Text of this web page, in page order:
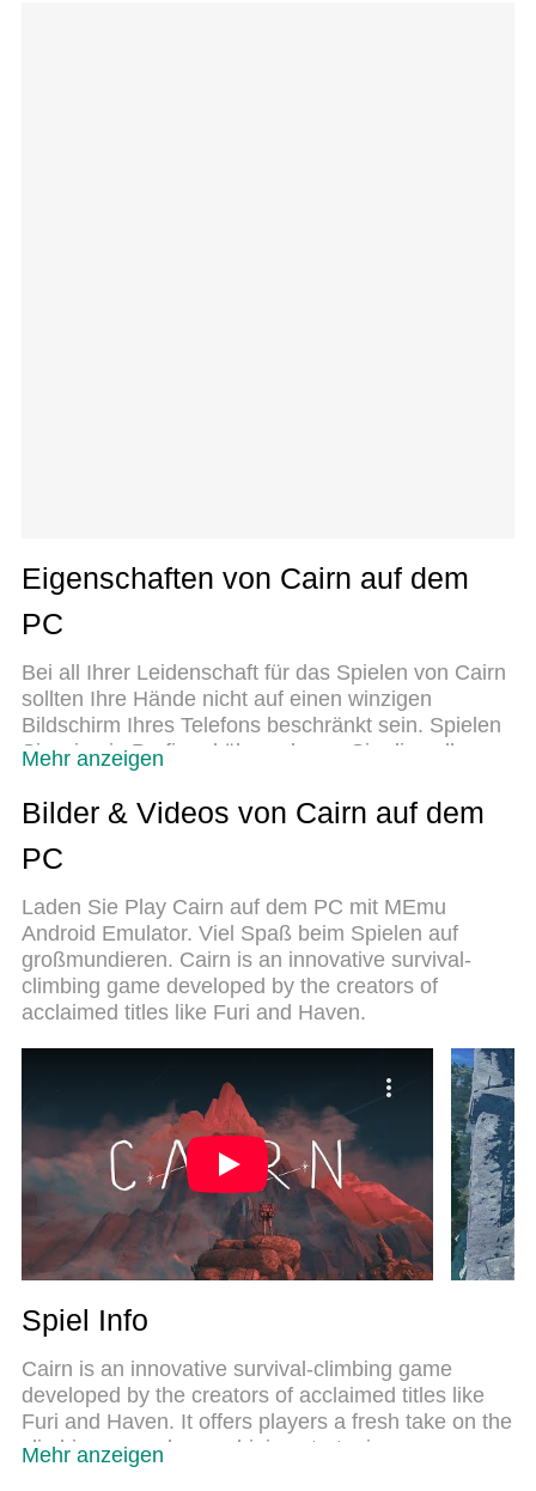
Eigenschaften von Cairn auf dem
PC
Bei all Ihrer Leidenschaft für das Spielen von Cairn
sollten Ihre Hände nicht auf einen winzigen
Bildschirm Ihres Telefons beschränkt sein. Spielen
Sie wie ein Profi und übernehmen Sie die volle
Kontrolle über Ihr Spiel mit Tastatur und Maus.
MEmu bietet Ihnen all die Dinge, die Sie erwarten.
Laden Sie Cairn herunter und spielen Sie es auf
dem PC. Spielen Sie so lange, wie Sie wollen,
störende Anrufe. Das brandneue MEmu 9 ist die
beste Wahl, um Cairn auf dem PC zu spielen. Das
exquisite voreingestellte Tastaturbelegungssystem,
das mit unserem Fachwissen vorbereitet wurde,
macht Cairn zu einem echten PC-Spiel. Der MEmu
2 oder mehr Konten auf demselben Gerät. Und das
Wichtigste: Unsere exklusive Emulations-Engine
kann das volle Potenzial Ihres PCs freisetzen und
für reibungslose Abläufe sorgen.
Mehr anzeigen
Bilder & Videos von Cairn auf dem
PC
Laden Sie Play Cairn auf dem PC mit MEmu
Android Emulator. Viel Spaß beim Spielen auf
großmundieren. Cairn is an innovative survival-
climbing game developed by the creators of
acclaimed titles like Furi and Haven.
Spiel Info
Cairn is an innovative survival-climbing game
developed by the creators of acclaimed titles like
Furi and Haven. It offers players a fresh take on the
climbing genre by combining strategic resource
management with intense, realistic climbing
Mehr anzeigen